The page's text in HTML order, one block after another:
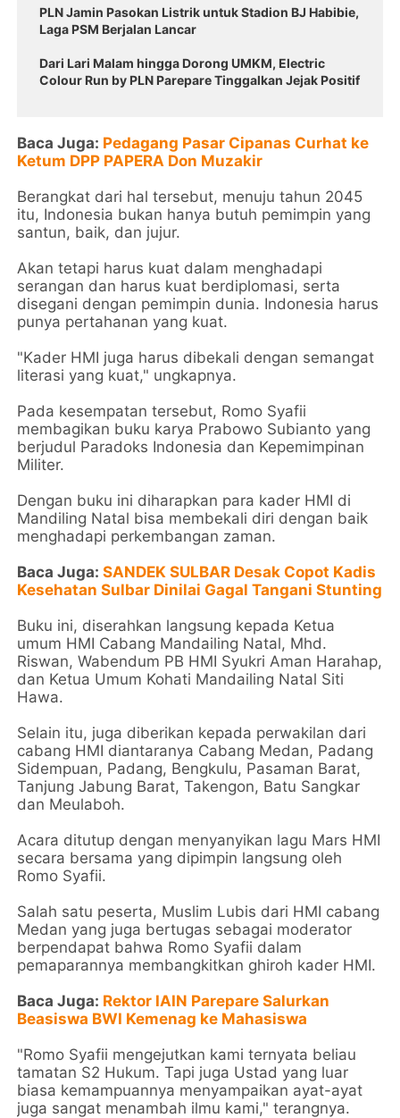
PLN Jamin Pasokan Listrik untuk Stadion BJ Habibie,
Laga PSM Berjalan Lancar
Dari Lari Malam hingga Dorong UMKM, Electric
Colour Run by PLN Parepare Tinggalkan Jejak Positif
Baca Juga: Pedagang Pasar Cipanas Curhat ke
Ketum DPP PAPERA Don Muzakir
Berangkat dari hal tersebut, menuju tahun 2045
itu, Indonesia bukan hanya butuh pemimpin yang
santun, baik, dan jujur.
Akan tetapi harus kuat dalam menghadapi
serangan dan harus kuat berdiplomasi, serta
disegani dengan pemimpin dunia. Indonesia harus
punya pertahanan yang kuat.
"Kader HMI juga harus dibekali dengan semangat
literasi yang kuat," ungkapnya.
Pada kesempatan tersebut, Romo Syafii
membagikan buku karya Prabowo Subianto yang
berjudul Paradoks Indonesia dan Kepemimpinan
Militer.
Dengan buku ini diharapkan para kader HMI di
Mandiling Natal bisa membekali diri dengan baik
menghadapi perkembangan zaman.
Baca Juga:SANDEK SULBAR Desak Copot Kadis
Kesehatan Sulbar Dinilai Gagal Tangani Stunting
Buku ini, diserahkan langsung kepada Ketua
umum HMI Cabang Mandailing Natal, Mhd.
Riswan, Wabendum PB HMI Syukri Aman Harahap,
dan Ketua Umum Kohati Mandailing Natal Siti
Hawa.
Selain itu, juga diberikan kepada perwakilan dari
cabang HMI diantaranya Cabang Medan, Padang
Sidempuan, Padang, Bengkulu, Pasaman Barat,
Tanjung Jabung Barat, Takengon, Batu Sangkar
dan Meulaboh.
Acara ditutup dengan menyanyikan lagu Mars HMI
secara bersama yang dipimpin langsung oleh
Romo Syafii.
Salah satu peserta, Muslim Lubis dari HMI cabang
Medan yang juga bertugas sebagai moderator
berpendapat bahwa Romo Syafii dalam
pemaparannya membangkitkan ghiroh kader HMI.
Baca Juga: Rektor IAIN Parepare Salurkan
Beasiswa BWI Kemenag ke Mahasiswa
"Romo Syafii mengejutkan kami ternyata beliau
tamatan S2 Hukum. Tapi juga Ustad yang luar
biasa kemampuannya menyampaikan ayat-ayat
juga sangat menambah ilmu kami," terangnya.